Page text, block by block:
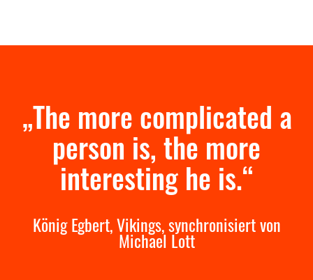
„The more complicated a
person is, the more
interesting he is.“
König Egbert, Vikings, synchronisiert von